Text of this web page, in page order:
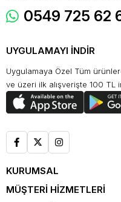
0549 725 62
UYGULAMAYI İNDİR
Uygulamaya Özel Tüm
ve üzeri ilk alışverişte 100 TL
KURUMSAL
MÜŞTERİ HİZMETLERİ